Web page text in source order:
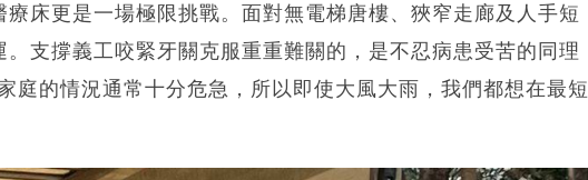
床更是一場極限挑戰。面對無電梯唐樓、狹窄走廊及人手短
支撐義工咬緊牙關克服重重難關的，是不忍病患受苦的同理
庭的情況通常十分危急，所以即使大風大雨，我們都想在最短